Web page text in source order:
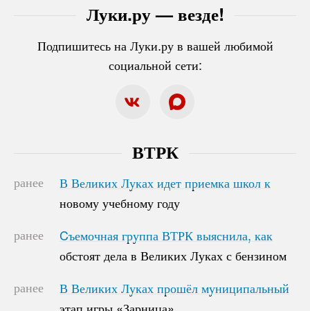
Луки.ру — везде!
Подпишитесь на Луки.ру в вашей любимой
социальной сети:
ВТРК
ранее
В Великих Луках идет приемка школ к
новому учебному году
В Великих Луках идет приемка школ к
новому учебному году
ранее
Cъемочная группа ВТРК выяснила, как
обстоят дела в Великих Луках с бензином
Cъемочная группа ВТРК выяснила, как
обстоят дела в Великих Луках с бензином
ранее
В Великих Луках прошёл муниципальный
этап игры «Зарница»
В Великих Луках прошёл муниципальный